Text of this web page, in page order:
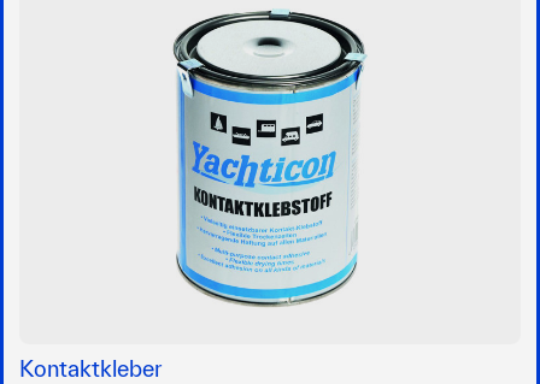
Kontaktkleber